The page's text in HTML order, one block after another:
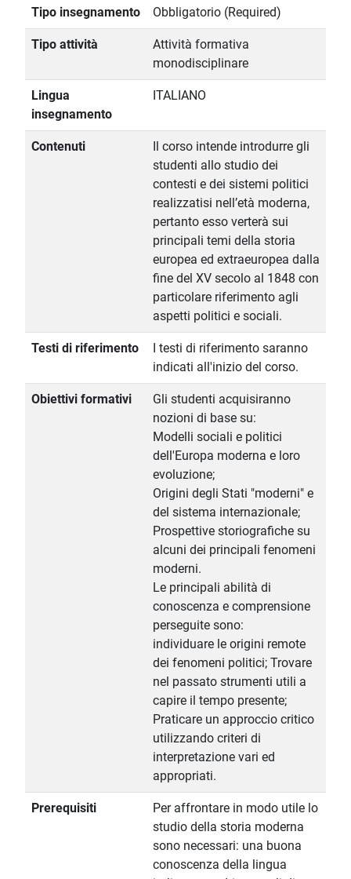
Tipo insegnamento Obbligatorio (Required)
Tipo attività
Attività formativa
monodisciplinare
Lingua
insegnamento
ITALIANO
Contenuti
Il corso intende introdurre gli
studenti allo studio dei
contesti e dei sistemi politici
realizzatisi nell’età moderna,
pertanto esso verterà sui
principali temi della storia
europea ed extraeuropea dalla
fine del XV secolo al 1848 con
particolare riferimento agli
aspetti politici e sociali.
Testi di riferimento
I testi di riferimento saranno
indicati all'inizio del corso.
Obiettivi formativi
Gli studenti acquisiranno
nozioni di base su:
Modelli sociali e politici
dell'Europa moderna e loro
evoluzione;
Origini degli Stati "moderni" e
del sistema internazionale;
Prospettive storiografiche su
alcuni dei principali fenomeni
moderni.
Le principali abilità di
conoscenza e comprensione
perseguite sono:
individuare le origini remote
dei fenomeni politici; Trovare
nel passato strumenti utili a
capire il tempo presente;
Praticare un approccio critico
utilizzando criteri di
interpretazione vari ed
appropriati.
Prerequisiti
Per affrontare in modo utile lo
studio della storia moderna
sono necessari: una buona
conoscenza della lingua